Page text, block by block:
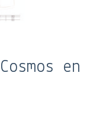
en